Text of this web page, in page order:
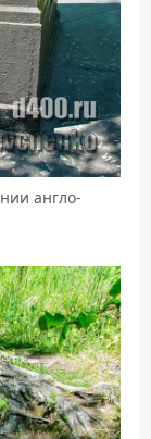
англо-